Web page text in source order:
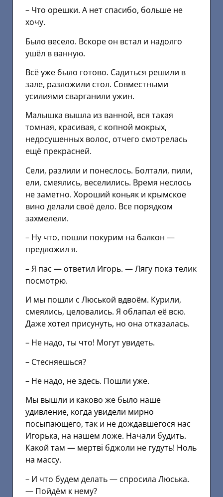
– Что орешки. А нет спасибо, больше не
хочу.
Было весело. Вскоре он встал и надолго
ушёл в ванную.
Всё уже было готово. Садиться решили в
зале, разложили стол. Совместными
усилиями сварганили ужин.
Малышка вышла из ванной, вся такая
томная, красивая, с копной мокрых,
недосушенных волос, отчего смотрелась
ещё прекрасней.
Сели, разлили и понеслось. Болтали, пили,
ели, смеялись, веселились. Время неслось
не заметно. Хороший коньяк и крымское
вино делали своё дело. Все порядком
захмелели.
– Ну что, пошли покурим на балкон —
предложил я.
– Я пас — ответил Игорь. — Лягу пока телик
посмотрю.
И мы пошли с Люськой вдвоём. Курили,
смеялись, целовались. Я облапал её всю.
Даже хотел присунуть, но она отказалась.
– Не надо, ты что! Могут увидеть.
– Стесняешься?
– Не надо, не здесь. Пошли уже.
Мы вышли и каково же было наше
удивление, когда увидели мирно
посыпающего, так и не дождавшегося нас
Игорька, на нашем ложе. Начали будить.
Какой там — мертві бджоли не гудуть! Ноль
на массу.
– И что будем делать — спросила Люська.
— Пойдём к нему?